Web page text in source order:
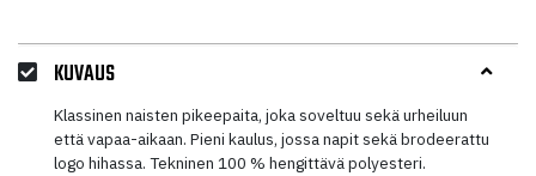
KUVAUS
Klassinen naisten pikeepaita, joka soveltuu sekä urheiluun
että vapaa-aikaan. Pieni kaulus, jossa napit sekä brodeerattu
logo hihassa. Tekninen 100 % hengittävä polyesteri.